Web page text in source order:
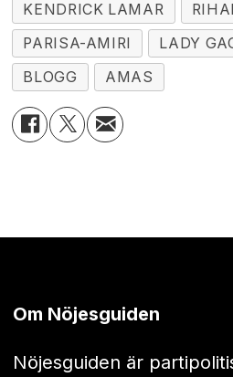
KENDRICK LAMAR
PARISA-AMIRI
LADY
BLOGG
AMAS
Om Nöjesguiden
Nöjesguiden är